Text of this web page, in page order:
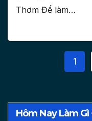
Thơm Để làm…
1
Hôm Nay Làm